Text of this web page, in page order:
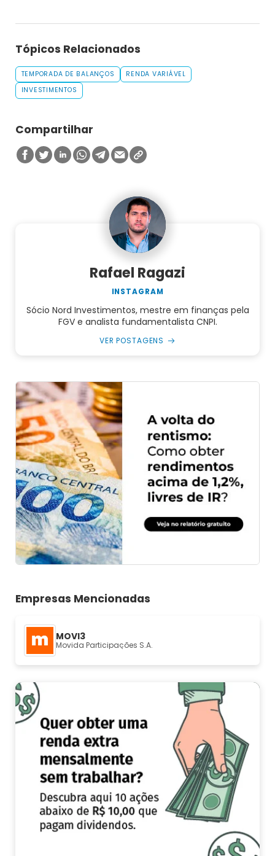
Tópicos Relacionados
TEMPORADA DE BALANÇOS
RENDA VARIÁVEL
INVESTIMENTOS
Compartilhar
Rafael Ragazi
INSTAGRAM
Sócio Nord Investimentos, mestre em finanças pela
FGV e analista fundamentalista CNPI.
VER POSTAGENS
Empresas Mencionadas
MOVI3
Movida Participações S.A.